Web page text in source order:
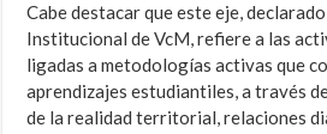
Cabe destacar que este eje,
Institucional de VcM, refiere a las
ligadas a metodologías activas que
aprendizajes estudiantiles, a través
de la realidad territorial, relaciones